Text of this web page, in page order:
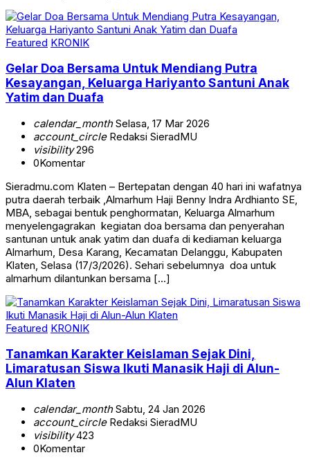
Featured KRONIK
Gelar Doa Bersama Untuk Mendiang Putra
Kesayangan, Keluarga Hariyanto Santuni Anak
Yatim dan Duafa
calendar_monthSelasa, 17 Mar 2026
account_circleRedaksi SieradMU
visibility296
0Komentar
Sieradmu.com Klaten – Bertepatan dengan 40 hari ini wafatnya
putra daerah terbaik ,Almarhum Haji Benny Indra Ardhianto SE,
MBA, sebagai bentuk penghormatan, Keluarga Almarhum
menyelengagrakan kegiatan doa bersama dan penyerahan
santunan untuk anak yatim dan duafa di kediaman keluarga
Almarhum, Desa Karang, Kecamatan Delanggu, Kabupaten
Klaten, Selasa (17/3/2026). Sehari sebelumnya doa untuk
almarhum dilantunkan bersama […]
Featured KRONIK
Tanamkan Karakter Keislaman Sejak Dini,
Limaratusan Siswa Ikuti Manasik Haji di Alun-
Alun Klaten
calendar_monthSabtu, 24 Jan 2026
account_circleRedaksi SieradMU
visibility423
0Komentar